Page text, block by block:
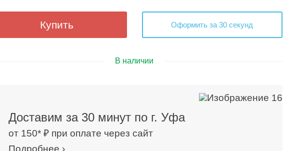
Купить Оформить за 30 секунд
В наличии
Доставим за 30 минут по г. Уфа
от 150* ₽ при оплате через сайт
Подробнее ›